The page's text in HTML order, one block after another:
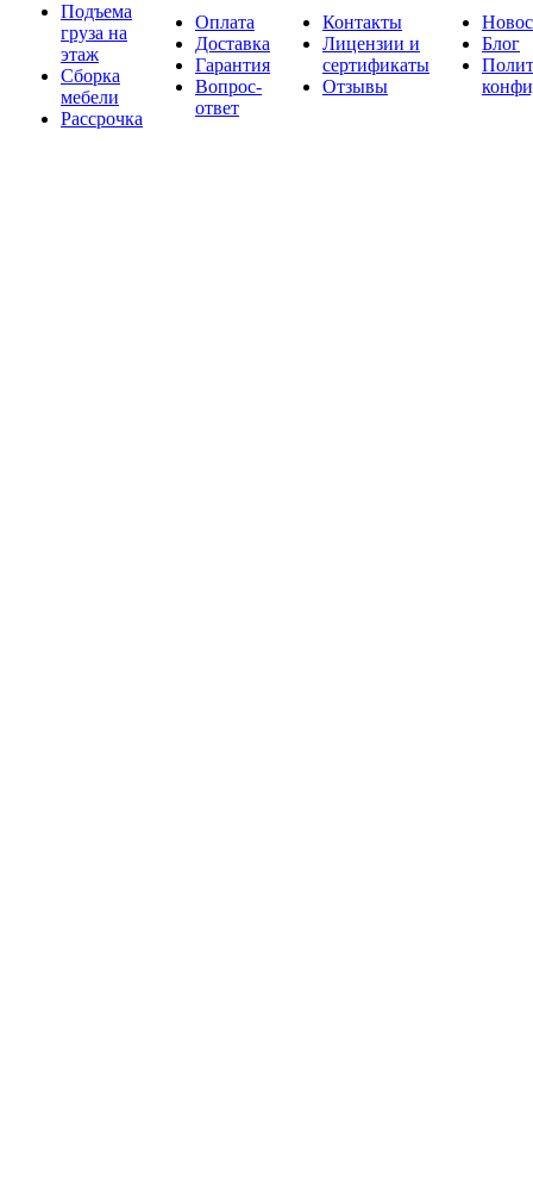
Подъема
груза на
этаж
Сборка
мебели
Рассрочка
Оплата
Доставка
Гарантия
Вопрос-
ответ
Контакты
Лицензии и
сертификаты
Отзывы
Блог